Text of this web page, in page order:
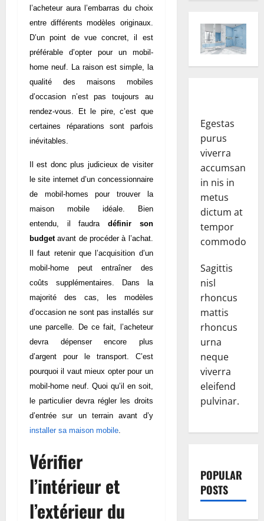
l’acheteur aura l’embarras du choix
entre différents modèles originaux.
D’un point de vue concret, il est
préférable d’opter pour un mobil-
home neuf. La raison est simple, la
qualité des maisons mobiles
d’occasion n’est pas toujours au
rendez-vous. Et le pire, c’est que
certaines réparations sont parfois
inévitables.
Il est donc plus judicieux de visiter
le site internet d’un concessionnaire
de mobil-homes pour trouver la
maison mobile idéale. Bien
entendu, il faudra définir son
budgetavant de procéder à l’achat.
Il faut retenir que l’acquisition d’un
mobil-home peut entraîner des
coûts supplémentaires. Dans la
majorité des cas, les modèles
d’occasion ne sont pas installés sur
une parcelle. De ce fait, l’acheteur
devra dépenser encore plus
d’argent pour le transport. C’est
pourquoi il vaut mieux opter pour un
mobil-home neuf. Quoi qu’il en soit,
le particulier devra régler les droits
d’entrée sur un terrain avant d’y
installer sa maison mobile
Vérifier
l’intérieur et
l’extérieur du
Egestas
purus
viverra
accumsan
in nis in
metus
dictum at
tempor
commodo.
Sagittis
nisl
rhoncus
mattis
rhoncus
urna
neque
viverra
eleifend
pulvinar.
POPULAR
POSTS